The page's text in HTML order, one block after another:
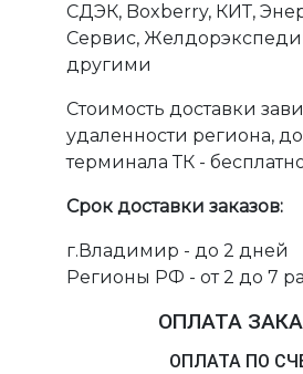
СДЭК, Boxberry, КИТ,
Сервис,
другими
Стоимость доставки
удаленности региона,
терминала ТК -
Срок доставки заказов:
г.Владимир - до 2 дней
Регионы РФ - от 2 до 7
ОПЛАТА
ОПЛАТА ПО